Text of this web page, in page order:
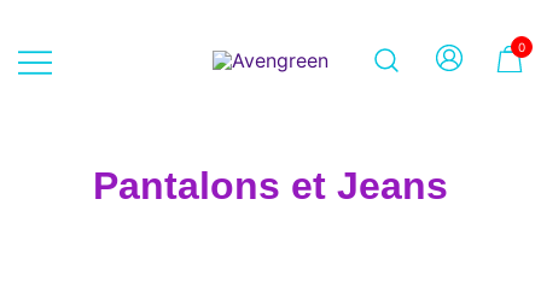
content
0
Pantalons et Jeans